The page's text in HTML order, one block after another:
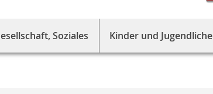
Soziales Kinder und Jugendliche